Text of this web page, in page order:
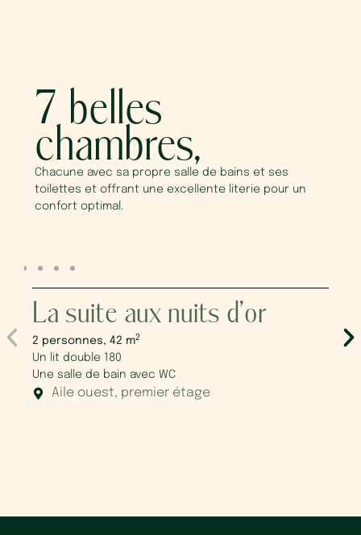
7 belles
chambres,
Chacune avec sa propre salle de bains et ses
toilettes et offrant une excellente literie pour un
confort optimal.
La suite aux nuits d’or
2 personnes, 42 m2
Un lit double 180
Une salle de bain avec WC
Aile ouest, premier étage
2